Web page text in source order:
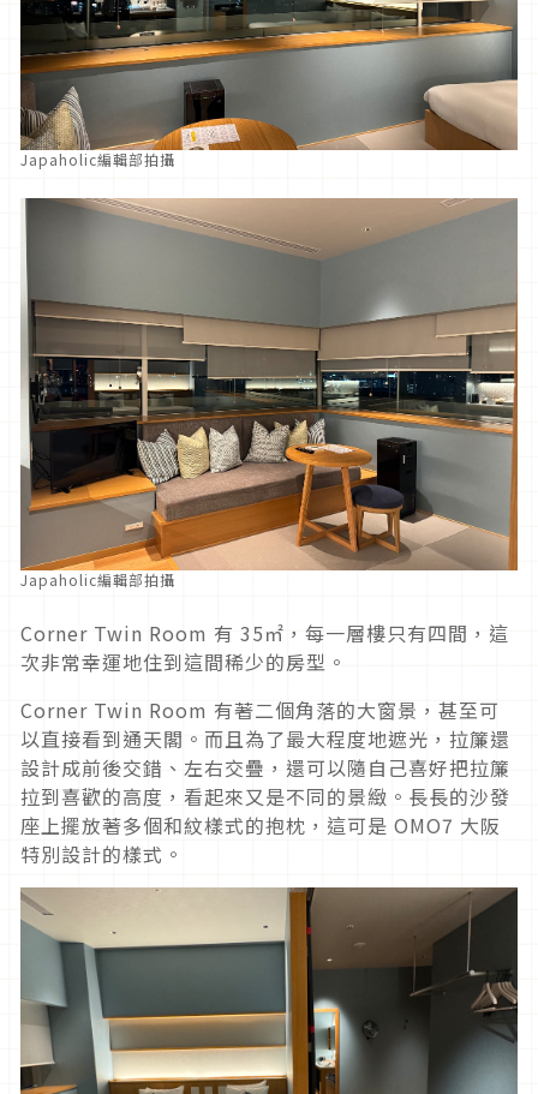
Japaholic編輯部拍攝
Japaholic編輯部拍攝
Corner Twin Room 有 35㎡，每一層樓只有四間，這
次非常幸運地住到這間稀少的房型。
Corner Twin Room 有著二個角落的大窗景，甚至可
以直接看到通天閣。而且為了最大程度地遮光，拉簾還
設計成前後交錯、左右交疊，還可以隨自己喜好把拉簾
拉到喜歡的高度，看起來又是不同的景緻。長長的沙發
座上擺放著多個和紋樣式的抱枕，這可是 OMO7 大阪
特別設計的樣式。